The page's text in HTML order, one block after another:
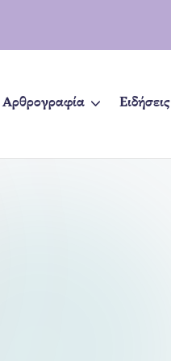
Αρθρογραφία Ειδήσεις